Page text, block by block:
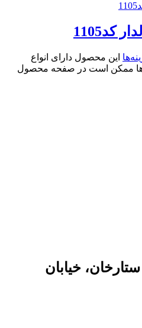
این محصول دارای انواع
ها ممکن است در صفحه محصول
ستارخان، خیابان